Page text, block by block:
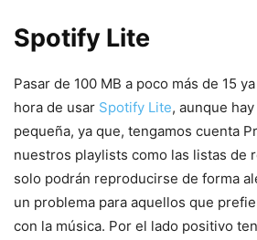
Spotify Lite
Pasar de 100 MB a poco más de 15
hora de usar Spotify Lite, aunque
pequeña, ya que, tengamos cuenta
nuestros playlists como las listas de
solo podrán reproducirse de forma
un problema para aquellos que
con la música. Por el lado positivo